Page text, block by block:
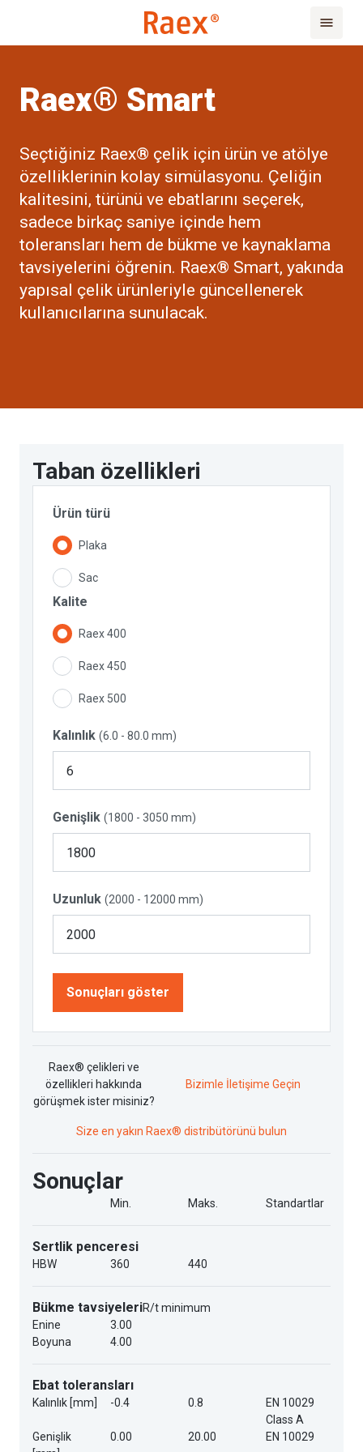
Raex® Smart
Seçtiğiniz Raex® çelik için ürün ve atölye
özelliklerinin kolay simülasyonu. Çeliğin
kalitesini, türünü ve ebatlarını seçerek,
sadece birkaç saniye içinde hem
toleransları hem de bükme ve kaynaklama
tavsiyelerini öğrenin. Raex® Smart, yakında
yapısal çelik ürünleriyle güncellenerek
kullanıcılarına sunulacak.